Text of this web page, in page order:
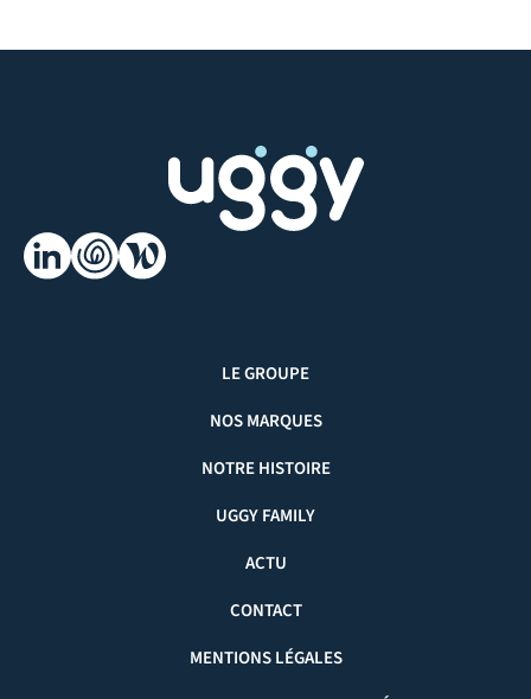
LE GROUPE
NOS MARQUES
NOTRE HISTOIRE
UGGY FAMILY
ACTU
CONTACT
MENTIONS LÉGALES